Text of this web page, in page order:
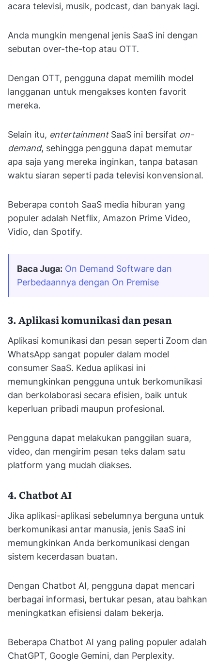
acara televisi, musik, podcast, dan banyak lagi.
Anda mungkin mengenal jenis SaaS ini dengan
sebutan over-the-top atau OTT.
Dengan OTT, pengguna dapat memilih model
langganan untuk mengakses konten favorit
mereka.
Selain itu, entertainmentSaaS ini bersifat on-
demand, sehingga pengguna dapat memutar
apa saja yang mereka inginkan, tanpa batasan
waktu siaran seperti pada televisi konvensional.
Beberapa contoh SaaS media hiburan yang
populer adalah Netflix, Amazon Prime Video,
Vidio, dan Spotify.
Baca Juga: On Demand Software dan
Perbedaannya dengan On Premise
3. Aplikasi komunikasi dan pesan
Aplikasi komunikasi dan pesan seperti Zoom dan
WhatsApp sangat populer dalam model
consumer SaaS. Kedua aplikasi ini
memungkinkan pengguna untuk berkomunikasi
dan berkolaborasi secara efisien, baik untuk
keperluan pribadi maupun profesional.
Pengguna dapat melakukan panggilan suara,
video, dan mengirim pesan teks dalam satu
platform yang mudah diakses.
4. Chatbot AI
Jika aplikasi-aplikasi sebelumnya berguna untuk
berkomunikasi antar manusia, jenis SaaS ini
memungkinkan Anda berkomunikasi dengan
sistem kecerdasan buatan.
Dengan Chatbot AI, pengguna dapat mencari
berbagai informasi, bertukar pesan, atau bahkan
meningkatkan efisiensi dalam bekerja.
Beberapa Chatbot AI yang paling populer adalah
ChatGPT, Google Gemini, dan Perplexity.